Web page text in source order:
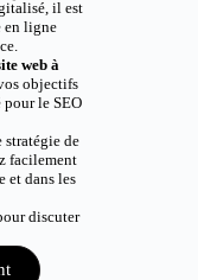
il est
en ligne
web à
objectifs
le SEO
stratégie de
facilement
et dans les
discuter